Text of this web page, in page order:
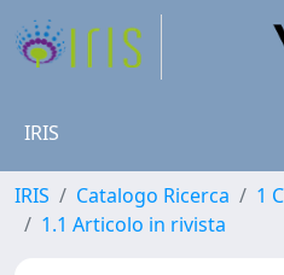
IRIS
IRIS Catalogo Ricerca
1
1.1 Articolo in rivista